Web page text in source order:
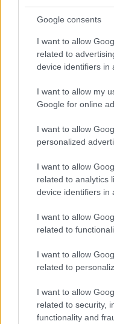
Google consents
I want to allow
related to
device identifiers in
I want to allow my
Google for online
I want to allow
personalized
I want to allow
related to analytics
device identifiers in
I want to allow
related to
I want to allow
related to
I want to allow
related to security,
functionality and
Είδαμε τη νέα
Μπεν Γουίτλι
Χίτσκοκ
Αν η «Ρεβέκκα»
κατέκτησε το
Tαινίας γιατί να
«Ρεβέκκα» του